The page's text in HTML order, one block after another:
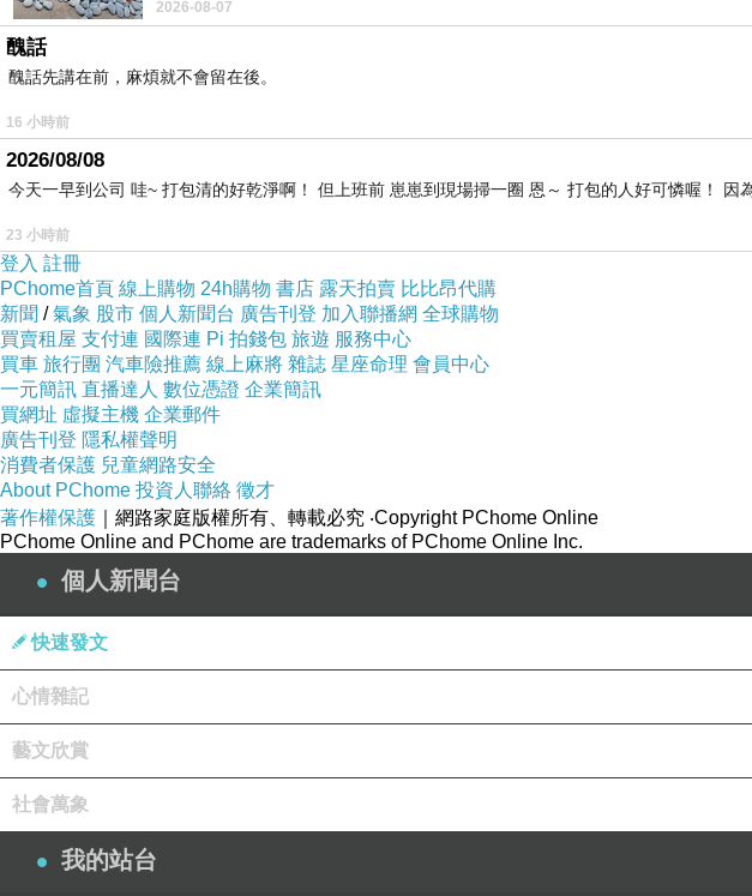
2026-08-07
醜話
醜話先講在前，麻煩就不會留在後。
16 小時前
2026/08/08
今天一早到公司 哇~ 打包清的好乾淨啊！ 但上班前 崽崽到現場掃一圈 恩～ 打包的人好可憐喔！ 因
23 小時前
登入 註冊
PChome首頁 線上購物 24h購物 書店 露天拍賣 比比昂代購
新聞 /氣象 股市 個人新聞台 廣告刊登 加入聯播網 全球購物
買賣租屋 支付連 國際連 Pi 拍錢包 旅遊 服務中心
買車 旅行團 汽車險推薦 線上麻將 雜誌 星座命理 會員中心
一元簡訊 直播達人 數位憑證 企業簡訊
買網址 虛擬主機 企業郵件
廣告刊登 隱私權聲明
消費者保護 兒童網路安全
About PChome 投資人聯絡 徵才
著作權保護 ｜網路家庭版權所有、轉載必究 ‧Copyright PChome Online
PChome Online and PChome are trademarks of PChome Online Inc.
個人新聞台
快速發文
心情雜記
藝文欣賞
社會萬象
我的站台